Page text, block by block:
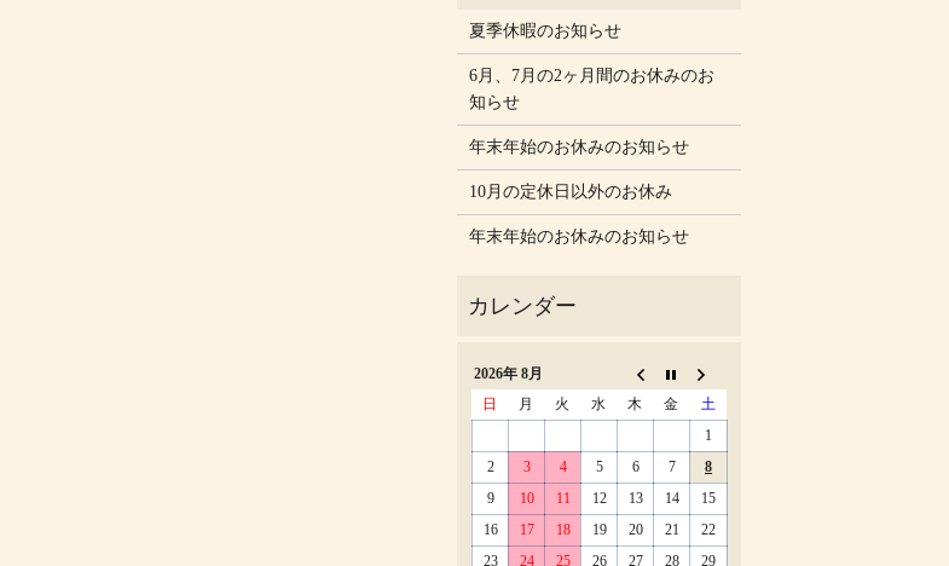
夏季休暇のお知らせ
6月、7月の2ヶ月間のお休みのお
知らせ
年末年始のお休みのお知らせ
10月の定休日以外のお休み
年末年始のお休みのお知らせ
2026年 8月
日
月 火 水 木 金
土
1
2
3 4 5 6 7
8
9
10 11 12 13 14
15
16
17 18 19 20 21
22
23
24 25 26 27 28 29